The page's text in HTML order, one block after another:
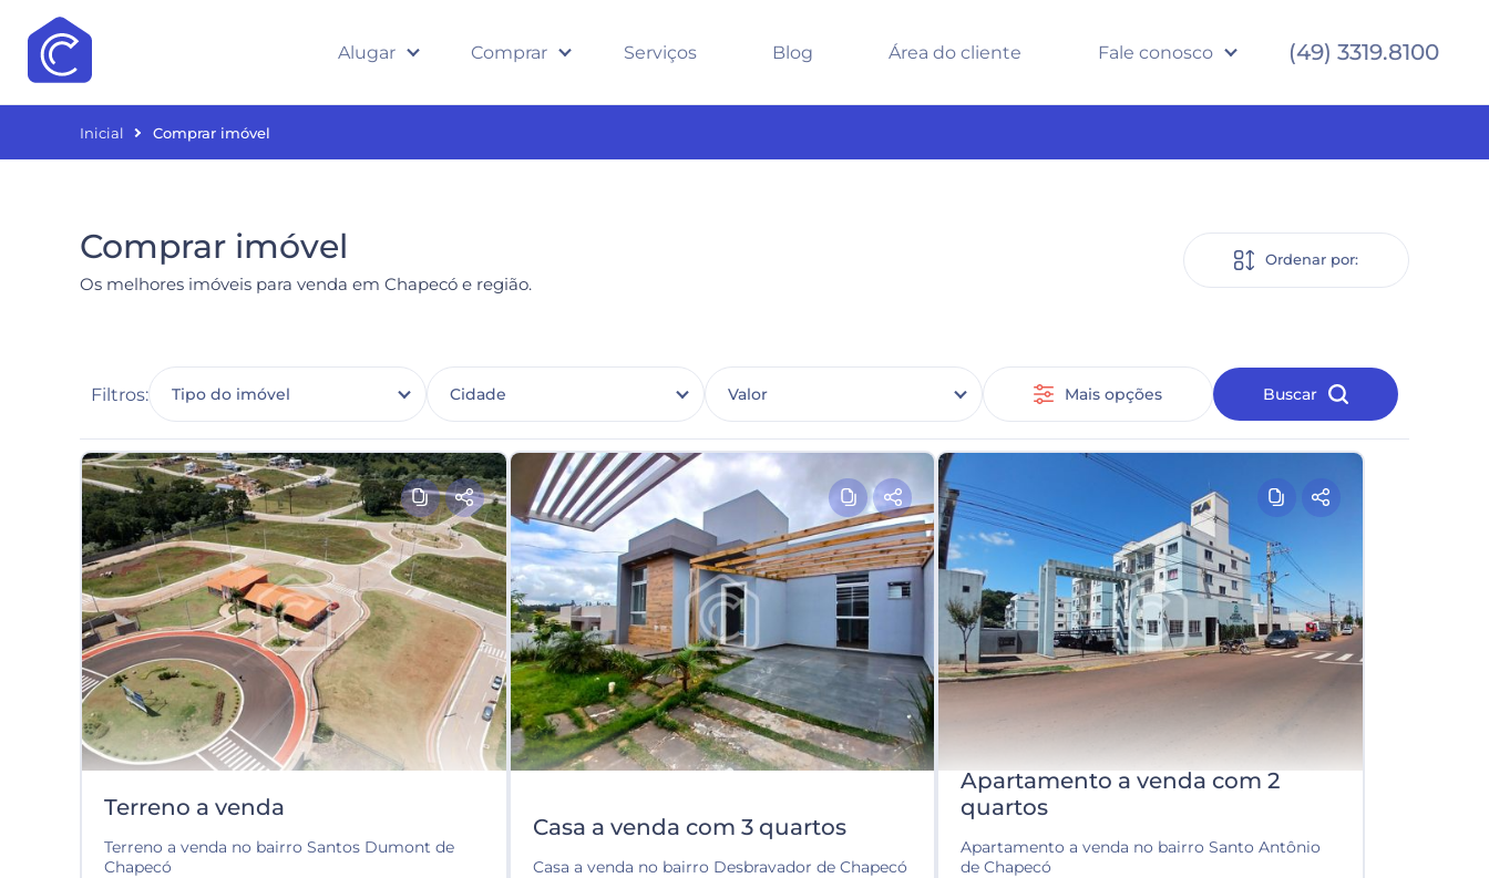
Alugar Comprar Serviços Blog Área do cliente Fale conosco (49) 3319.8100
Inicial Comprar imóvel
Comprar imóvel
Os melhores imóveis para venda em Chapecó e região.
Ordenar por:
Filtros: Tipo do imóvel Cidade Valor Mais opções Buscar
Terreno a venda
Terreno a venda no bairro Santos Dumont de
Chapecó
Casa a venda com 3 quartos
Casa a venda no bairro Desbravador de Chapecó
Apartamento a venda com 2
quartos
Apartamento a venda no bairro Santo Antônio
de Chapecó